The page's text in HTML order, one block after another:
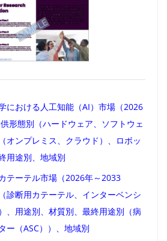
における人工知能（AI）市場（2026
形態別（ハードウェア、ソフトウェ
オンプレミス、クラウド）、ロボッ
用途別、地域別
テーテル市場（2026年～2033
診断用カテーテル、インターベンシ
、用途別、材質別、最終用途別（病
ー（ASC））、地域別